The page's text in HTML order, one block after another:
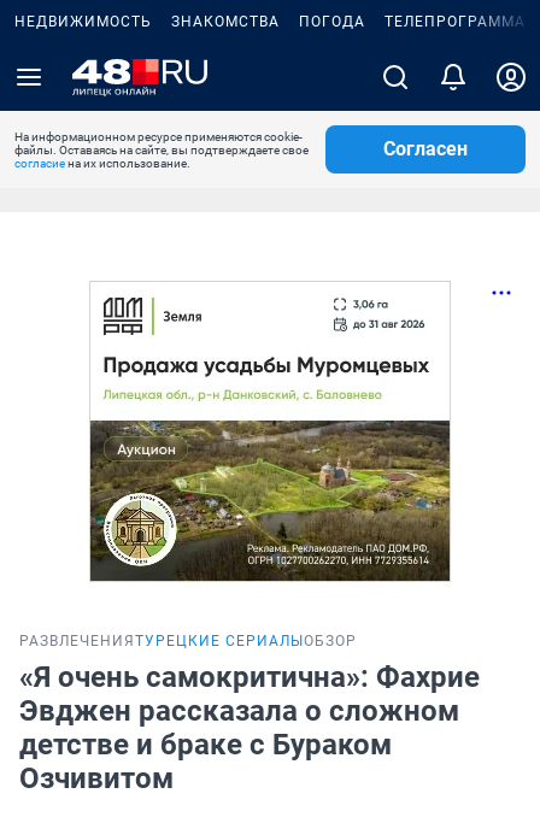
НЕДВИЖИМОСТЬ ЗНАКОМСТВА ПОГОДА ТЕЛЕПРОГРАММА
На информационном ресурсе применяются cookie-
файлы. Оставаясь на сайте, вы подтверждаете свое
согласиена их использование.
Согласен
РАЗВЛЕЧЕНИЯ ТУРЕЦКИЕ СЕРИАЛЫ ОБЗОР
«Я очень самокритична»: Фахрие
Эвджен рассказала о сложном
детстве и браке с Бураком
Озчивитом